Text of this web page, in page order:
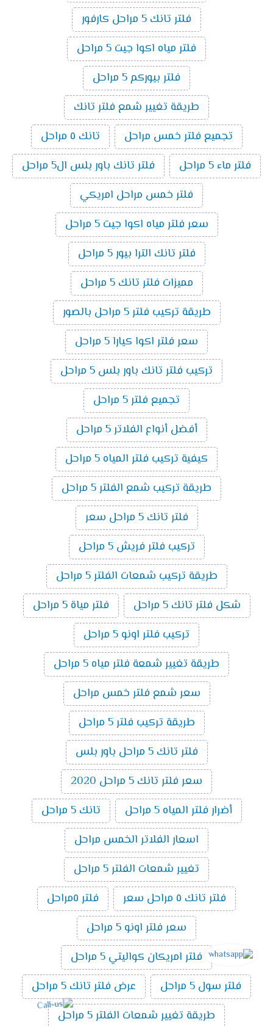
فلتر تانك 5 مراحل كارفور
فلتر مياه اكوا جيت 5 مراحل
فلتر بيوركم 5 مراحل
طريقة تغيير شمع فلتر تانك
تجميع فلتر خمس مراحل
تانك ٥ مراحل
فلتر ماء 5 مراحل
فلتر تانك باور بلس ال5 مراحل
فلتر خمس مراحل امريكي
سعر فلتر مياه اكوا جيت 5 مراحل
فلتر تانك الترا بيور 5 مراحل
مميزات فلتر تانك 5 مراحل
طريقة تركيب فلتر 5 مراحل بالصور
سعر فلتر اكوا كيارا 5 مراحل
تركيب فلتر تانك باور بلس 5 مراحل
تجميع فلتر 5 مراحل
أفضل أنواع الفلاتر 5 مراحل
كيفية تركيب فلتر المياه 5 مراحل
طريقة تركيب شمع الفلتر 5 مراحل
فلتر تانك 5 مراحل سعر
تركيب فلتر فريش 5 مراحل
طريقة تركيب شمعات الفلتر 5 مراحل
شكل فلتر تانك 5 مراحل
فلتر مياة 5 مراحل
تركيب فلتر اونو 5 مراحل
طريقة تغيير شمعة فلتر مياه 5 مراحل
سعر شمع فلتر خمس مراحل
طريقة تركيب فلتر 5 مراحل
فلتر تانك 5 مراحل باور بلس
سعر فلتر تانك 5 مراحل 2020
أضرار فلتر المياه 5 مراحل
تانك 5 مراحل
اسعار الفلاتر الخمس مراحل
تغيير شمعات الفلتر 5 مراحل
فلتر تانك ٥ مراحل سعر
فلتر ٥مراحل
سعر فلتر اونو 5 مراحل
فلتر امريكان كواليتي 5 مراحل
فلتر سول 5 مراحل
عرض فلتر تانك 5 مراحل
طريقة تغيير شمعات الفلتر 5 مراحل